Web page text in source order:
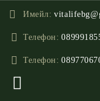
Имейл:
Телефон:
Телефон: